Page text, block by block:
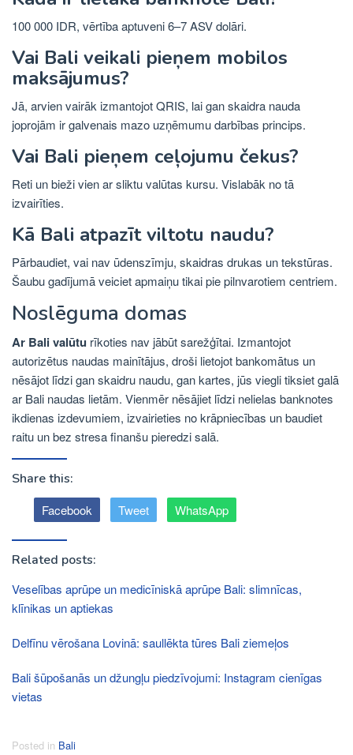
100 000 IDR, vērtība aptuveni 6–7 ASV dolāri.
Vai Bali veikali pieņem mobilos
maksājumus?
Jā, arvien vairāk izmantojot QRIS, lai gan skaidra nauda
joprojām ir galvenais mazo uzņēmumu darbības princips.
Vai Bali pieņem ceļojumu čekus?
Reti un bieži vien ar sliktu valūtas kursu. Vislabāk no tā
izvairīties.
Kā Bali atpazīt viltotu naudu?
Pārbaudiet, vai nav ūdenszīmju, skaidras drukas un tekstūras.
Šaubu gadījumā veiciet apmaiņu tikai pie pilnvarotiem centriem.
Noslēguma domas
Ar Bali valūtu rīkoties nav jābūt sarežģītai. Izmantojot
autorizētus naudas mainītājus, droši lietojot bankomātus un
nēsājot līdzi gan skaidru naudu, gan kartes, jūs viegli tiksiet galā
ar Bali naudas lietām. Vienmēr nēsājiet līdzi nelielas banknotes
ikdienas izdevumiem, izvairieties no krāpniecības un baudiet
raitu un bez stresa finanšu pieredzi salā.
Share this:
Facebook Tweet WhatsApp
Related posts:
Veselības aprūpe un medicīniskā aprūpe Bali: slimnīcas,
klīnikas un aptiekas
Delfīnu vērošana Lovinā: saullēkta tūres Bali ziemeļos
Bali šūpošanās un džungļu piedzīvojumi: Instagram cienīgas
vietas
Posted in Bali